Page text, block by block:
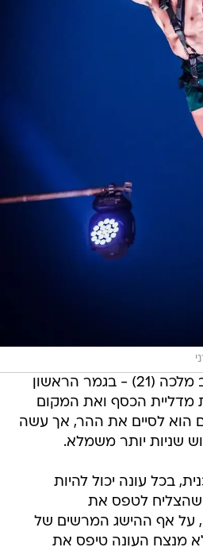
התגלית של העונה, יוגב מלכה (21) - בגמר הראשון
מדליית הכסף ואת המקום
הוא לסיים את ההר, אך עשה
בכל עונה יכול להיות
שהצליח לטפס את
על אף ההישג המרשים של
מנצח העונה טיפס את